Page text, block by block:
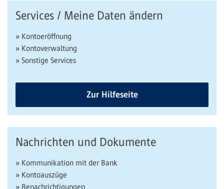
Services / Meine Daten ändern
» Kontoeröffnung
» Kontoverwaltung
» Sonstige Services
Zur Hilfeseite
Nachrichten und Dokumente
» Kommunikation mit der Bank
» Kontoauszüge
» Benachrichtigungen